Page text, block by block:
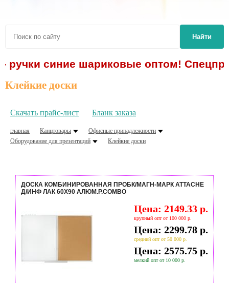
Найти
синие шариковые оптом!
Клейкие доски
Скачать прайс-лист Бланк заказа
главная Канцтовары
Офисные принадлежности
Оборудование для презентаций
Клейкие доски
ДОСКА КОМБИНИРОВАННАЯ ПРОБК/МАГН-МАРК ATTACHE
Д/ИНФ ЛАК 60Х90 АЛЮМ.Р.COMBO
Цена: 2149.33 р.
крупный опт от 100 000 р.
Цена: 2299.78 р.
средний опт от 50 000 р.
Цена: 2575.75 р.
мелкий опт от 10 000 р.